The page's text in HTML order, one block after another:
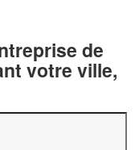
de
votre ville,